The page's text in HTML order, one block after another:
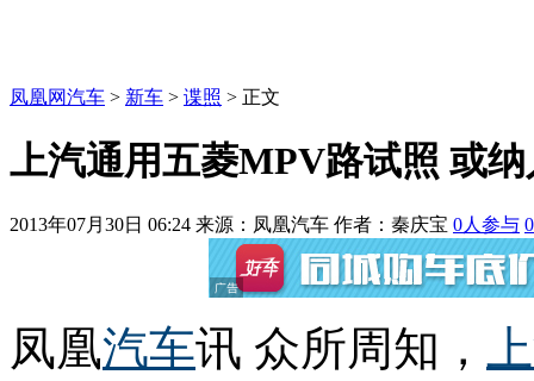
凤凰网汽车 > 新车 > 谍照 > 正文
上汽通用五菱MPV路试照 或
2013年07月30日 06:24 来源：凤凰汽车 作者： 秦庆宝 0人参与 0
凤凰汽车讯 众所周知，